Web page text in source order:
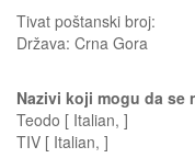
Tivat poštanski broj:
Država: Crna Gora
Nazivi koji mogu da se
Teodo [ Italian, ]
TIV [ Italian, ]